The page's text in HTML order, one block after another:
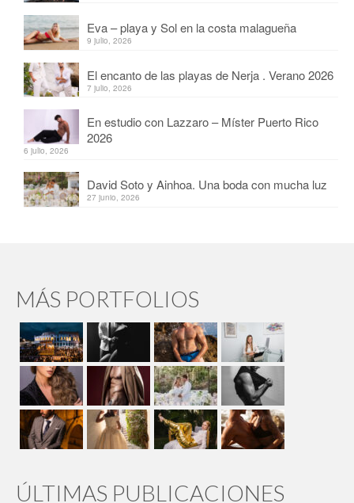
Eva – playa y Sol en la costa malagueña
9 julio, 2026
El encanto de las playas de Nerja . Verano 2026
7 julio, 2026
En estudio con Lazzaro – Míster Puerto Rico
2026
6 julio, 2026
David Soto y Ainhoa. Una boda con mucha luz
27 junio, 2026
MÁS PORTFOLIOS
ÚLTIMAS PUBLICACIONES